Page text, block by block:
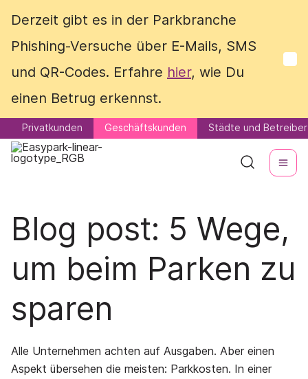
Derzeit gibt es in der Parkbranche
Phishing-Versuche über E-Mails, SMS
und QR-Codes. Erfahre hier, wie Du
einen Betrug erkennst.
Privatkunden Geschäftskunden Städte und Betreiber
Derzeit gibt es in der Parkbranche
Phishing-Versuche über E-Mails, SMS
und QR-Codes. Erfahre hier, wie Du
einen Betrug erkennst.
Privatkunden Geschäftskunden Städte und Betreiber
Blog post: 5 Wege,
um beim Parken zu
sparen
Alle Unternehmen achten auf Ausgaben. Aber einen
Aspekt übersehen die meisten: Parkkosten. In einer